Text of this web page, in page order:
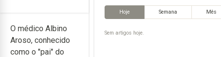
O médico Albino
Aroso, conhecido
como o "pai" do
Hoje Semana Mês
Sem artigos hoje.